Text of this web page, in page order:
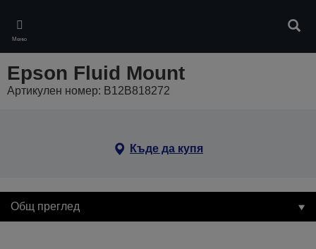
main
content
Меню
Epson Fluid Mount
Артикулен номер: B12B818272
Къде да купя
Общ преглед